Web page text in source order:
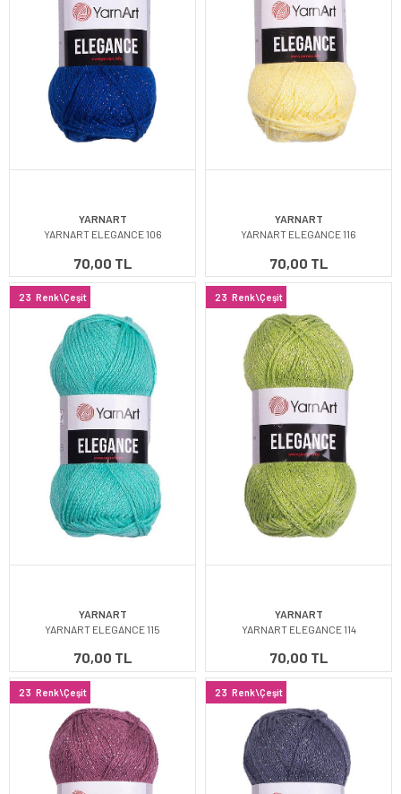
YARNART
YARNART ELEGANCE 106
70,00 TL
YARNART
YARNART ELEGANCE 116
70,00 TL
23 Renk\Çeşit
YARNART
YARNART ELEGANCE 115
70,00 TL
23 Renk\Çeşit
YARNART
YARNART ELEGANCE 114
70,00 TL
23 Renk\Çeşit 23 Renk\Çeşit